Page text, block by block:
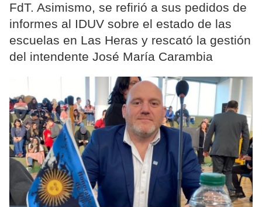
FdT. Asimismo, se refirió a sus pedidos de
informes al IDUV sobre el estado de las
escuelas en Las Heras y rescató la gestión
del intendente José María Carambia